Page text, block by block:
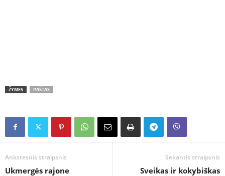
ŽYMĖS PAŠTAS
Ankstesnis straipsnis
Ukmergės rajone
Sekantis straipsnis
Sveikas ir kokybiškas